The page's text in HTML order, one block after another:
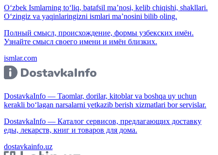
O‘zbek Ismlarning to‘liq, batafsil ma’nosi, kelib chiqishi, shakllari.
O‘zingiz va yaqinlaringizni ismlari ma’nosini bilib oling.
Полный смысл, происхождение, формы узбекских имён.
Узнайте смысл своего имени и имён близких.
ismlar.com
DostavkaInfo — Taomlar, dorilar, kitoblar va boshqa uy uchun
kerakli bo‘lagan narsalarni yetkazib berish xizmatlari bor servislar.
DostavkaInfo — Каталог сервисов, предлагающих доставку
еды, лекарств, книг и товаров для дома.
dostavkainfo.uz